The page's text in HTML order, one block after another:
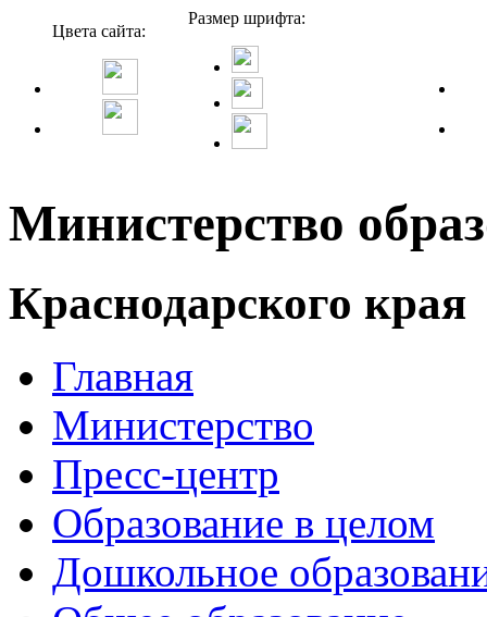
Цвета сайта:
Размер шрифта:
Министерство
Краснодарского края
Главная
Министерство
Пресс-центр
Образование в целом
Дошкольное